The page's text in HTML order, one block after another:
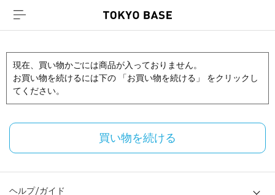
現在、買い物かごには商品が入っておりません。
お買い物を続けるには下の 「お買い物を続ける」 をクリックし
てください。
買い物を続ける
ヘルプ/ガイド